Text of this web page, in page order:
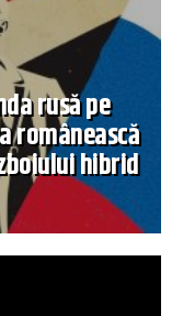
rusă pe
românească
hibrid